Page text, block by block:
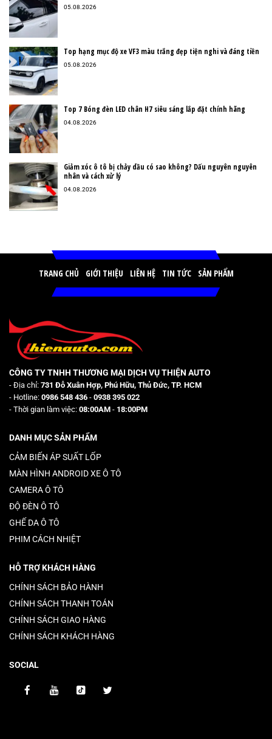
05.08.2026
Top hạng mục độ xe VF3 màu trắng đẹp tiện nghi và đáng tiền
05.08.2026
Top 7 Bóng đèn LED chân H7 siêu sáng lắp đặt chính hãng
04.08.2026
Giảm xóc ô tô bị chảy dầu có sao không? Dấu nguyên nguyên
nhân và cách xử lý
04.08.2026
TRANG CHỦ GIỚI THIỆU LIÊN HỆ TIN TỨC SẢN PHẨM
CÔNG TY TNHH THƯƠNG MẠI DỊCH VỤ THIỆN AUTO
- Địa chỉ: 731 Đỗ Xuân Hợp, Phú Hữu, Thủ Đức, TP. HCM
- Hotline: 0986 548 436 - 0938 395 022
- Thời gian làm việc: 08:00AM - 18:00PM
DANH MỤC SẢN PHẨM
CẢM BIẾN ÁP SUẤT LỐP
MÀN HÌNH ANDROID XE Ô TÔ
CAMERA Ô TÔ
ĐỘ ĐÈN Ô TÔ
GHẾ DA Ô TÔ
PHIM CÁCH NHIỆT
HỖ TRỢ KHÁCH HÀNG
CHÍNH SÁCH BẢO HÀNH
CHÍNH SÁCH THANH TOÁN
CHÍNH SÁCH GIAO HÀNG
CHÍNH SÁCH KHÁCH HÀNG
SOCIAL